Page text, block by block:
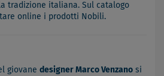
tradizione italiana. Sul catalogo
online i prodotti Nobili.
giovane designer Marco Venzano si